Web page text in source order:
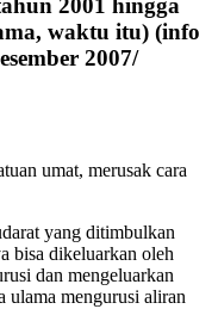
2001 hingga
waktu itu) (info
2007/
umat, merusak cara
yang ditimbulkan
bisa dikeluarkan oleh
dan mengeluarkan
ulama mengurusi aliran